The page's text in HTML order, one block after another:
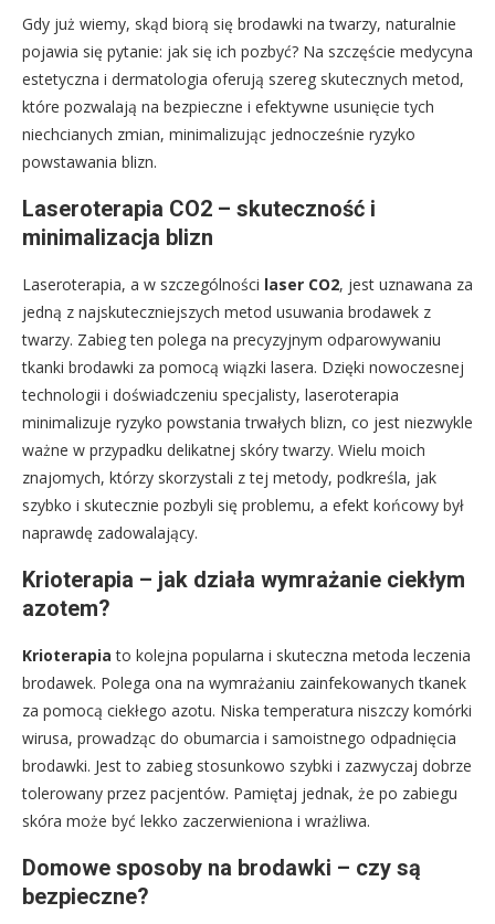
Gdy już wiemy, skąd biorą się brodawki na twarzy, naturalnie
pojawia się pytanie: jak się ich pozbyć? Na szczęście medycyna
estetyczna i dermatologia oferują szereg skutecznych metod,
które pozwalają na bezpieczne i efektywne usunięcie tych
niechcianych zmian, minimalizując jednocześnie ryzyko
powstawania blizn.
Laseroterapia CO2 – skuteczność i
minimalizacja blizn
Laseroterapia, a w szczególności laser CO2, jest uznawana za
jedną z najskuteczniejszych metod usuwania brodawek z
twarzy. Zabieg ten polega na precyzyjnym odparowywaniu
tkanki brodawki za pomocą wiązki lasera. Dzięki nowoczesnej
technologii i doświadczeniu specjalisty, laseroterapia
minimalizuje ryzyko powstania trwałych blizn, co jest niezwykle
ważne w przypadku delikatnej skóry twarzy. Wielu moich
znajomych, którzy skorzystali z tej metody, podkreśla, jak
szybko i skutecznie pozbyli się problemu, a efekt końcowy był
naprawdę zadowalający.
Krioterapia – jak działa wymrażanie ciekłym
azotem?
Krioterapia to kolejna popularna i skuteczna metoda leczenia
brodawek. Polega ona na wymrażaniu zainfekowanych tkanek
za pomocą ciekłego azotu. Niska temperatura niszczy komórki
wirusa, prowadząc do obumarcia i samoistnego odpadnięcia
brodawki. Jest to zabieg stosunkowo szybki i zazwyczaj dobrze
tolerowany przez pacjentów. Pamiętaj jednak, że po zabiegu
skóra może być lekko zaczerwieniona i wrażliwa.
Domowe sposoby na brodawki – czy są
bezpieczne?